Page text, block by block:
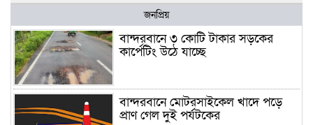
জনপ্রিয়
বান্দরবানে ৩ কোটি টাকার সড়কের
কার্পেটিং উঠে যাচ্ছে
বান্দরবানে মোটরসাইকেল খাদে পড়ে
প্রাণ গেল দুই পর্যটকের